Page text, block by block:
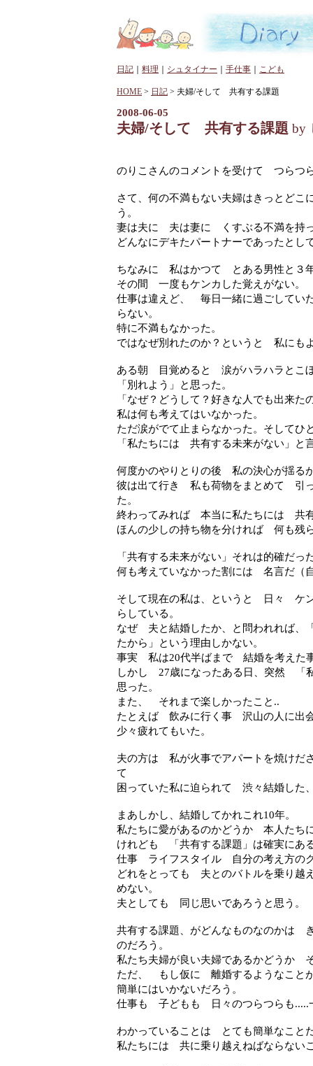
日記 料理 シュタイナー 手仕事 こども
HOME > 日記 > 夫婦/そして 共有する課題
2008-06-05
夫婦/そして 共有する課題 by
のりこさんのコメントを受けて つらつ
さて、何の不満もない夫婦はきっとどこ
う。
妻は夫に 夫は妻に くすぶる不満を持
どんなにデキたパートナーであったとし
ちなみに 私はかつて とある男性と３
その間 一度もケンカした覚えがない。
仕事は違えど、 毎日一緒に過ごしてい
らない。
特に不満もなかった。
ではなぜ別れたのか？というと 私にも
ある朝 目覚めると 涙がハラハラとこ
「別れよう」と思った。
「なぜ？どうして？好きな人でも出来た
私は何も考えてはいなかった。
ただ涙がでて止まらなかった。そしてひ
「私たちには 共有する未来がない」と
何度かのやりとりの後 私の決心が揺る
彼は出て行き 私も荷物をまとめて 引
た。
終わってみれば 本当に私たちには 共
ほんの少しの持ち物を分ければ 何も残
「共有する未来がない」それは的確だっ
何も考えていなかった割には 名言だ（
そして現在の私は、というと 日々 ケ
らしている。
なぜ 夫と結婚したか、と問われれば、
たから」という理由しかない。
事実 私は20代半ばまで 結婚を考えた
しかし 27歳になったある日、突然 「
思った。
また、 それまで楽しかったこと..
たとえば 飲みに行く事 沢山の人に出
少々疲れてもいた。
夫の方は 私が火事でアパートを焼けだ
て
困っていた私に迫られて 渋々結婚した
まあしかし、結婚してかれこれ10年。
私たちに愛があるのかどうか 本人たち
けれども 「共有する課題」は確実にあ
仕事 ライフスタイル 自分の考え方の
どれをとっても 夫とのバトルを乗り越
めない。
夫としても 同じ思いであろうと思う。
共有する課題、がどんなものなのかは
のだろう。
私たち夫婦が良い夫婦であるかどうか
ただ、 もし仮に 離婚するようなこと
簡単にはいかないだろう。
仕事も 子どもも 日々のつらつらも
わかっていることは とても簡単なこと
私たちには 共に乗り越えねばならない